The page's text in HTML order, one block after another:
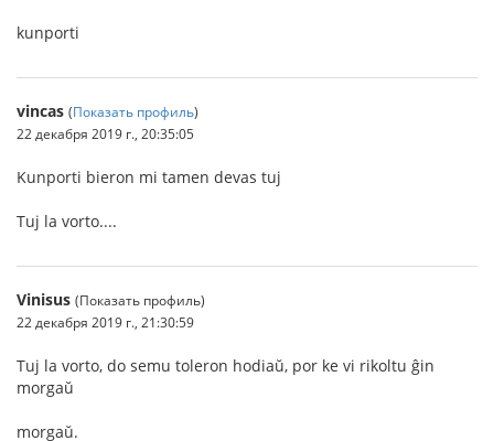
kunporti
vincas (Показать профиль)
22 декабря 2019 г., 20:35:05
Kunporti bieron mi tamen devas tuj
Tuj la vorto....
Vinisus (Показать профиль)
22 декабря 2019 г., 21:30:59
Tuj la vorto, do semu toleron hodiaŭ, por ke vi rikoltu ĝin
morgaŭ
morgaŭ.